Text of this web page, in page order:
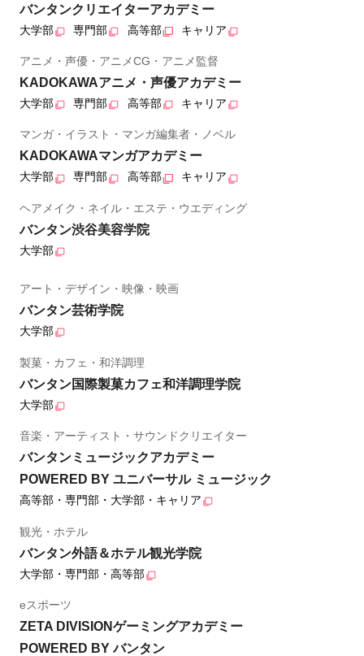
バンタンクリエイターアカデミー
大学部 専門部 高等部 キャリア
アニメ・声優・アニメCG・アニメ監督
KADOKAWAアニメ・声優アカデミー
大学部 専門部 高等部 キャリア
マンガ・イラスト・マンガ編集者・ノベル
KADOKAWAマンガアカデミー
大学部 専門部 高等部 キャリア
ヘアメイク・ネイル・エステ・ウエディング
バンタン渋谷美容学院
大学部
アート・デザイン・映像・映画
バンタン芸術学院
大学部
製菓・カフェ・和洋調理
バンタン国際製菓カフェ和洋調理学院
大学部
音楽・アーティスト・サウンドクリエイター
バンタンミュージックアカデミー
POWERED BY ユニバーサル ミュージック
高等部・専門部・大学部・キャリア
観光・ホテル
バンタン外語＆ホテル観光学院
大学部・専門部・高等部
eスポーツ
ZETA DIVISIONゲーミングアカデミー
POWERED BY バンタン